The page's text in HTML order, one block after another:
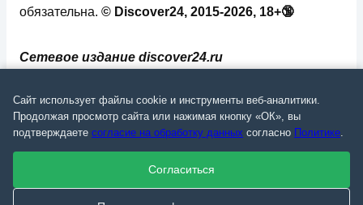
✅ 📄 💬 🔐 📝 ⚙️
Сетевое издание discover24.ru
надзору в сфере связи, информационных
технологий и массовых коммуникаций
(Роскомнадзор). Регистрационный номер: ЭЛ №
ФС 77 - 73793.
обязательна. © Discover24, 2015-2026, 18+🔞
Сайт использует файлы cookie и инструменты веб-аналитики.
Продолжая просмотр сайта или нажимая кнопку «ОК», вы
подтверждаете согласие на обработку данных согласно Политике.
Согласиться